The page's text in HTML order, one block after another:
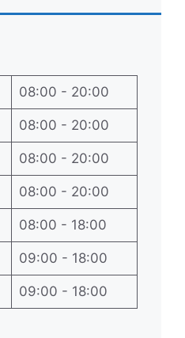
08:00 - 20:00
08:00 - 20:00
08:00 - 20:00
08:00 - 20:00
08:00 - 18:00
09:00 - 18:00
09:00 - 18:00